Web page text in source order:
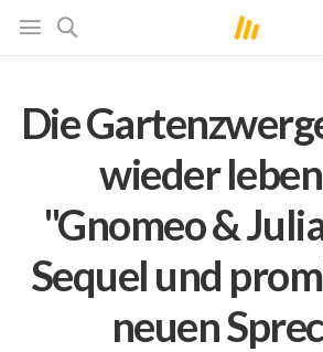
Die
wieder
"Gnomeo &
Sequel und
neuen